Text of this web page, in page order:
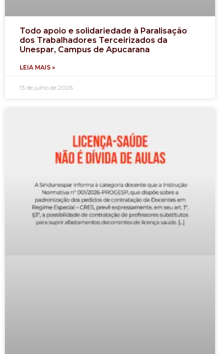
Todo apoio e solidariedade à Paralisação
dos Trabalhadores Terceirizados da
Unespar, Campus de Apucarana
LEIA MAIS »
13 de julho de 2026